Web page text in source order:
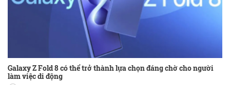
Galaxy Z Fold 8 có thể trở thành lựa chọn đáng chờ cho người
làm việc di động